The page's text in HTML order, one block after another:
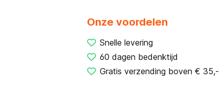
Onze voordelen
Snelle levering
60 dagen bedenktijd
Gratis verzending boven € 35,-